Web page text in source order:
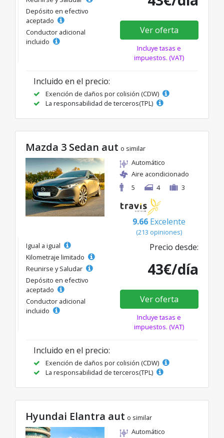
Depósito en efectivo
aceptado
Conductor adicional
incluido
Ver oferta
Incluye tasas e
impuestos. (VAT)
Incluido en el precio:
Exención de daños por colisión (CDW)
La responsabilidad de terceros(TPL)
Mazda 3 Sedan aut o similar
Automático
Aire acondicionado
5
4 3
9.66 Excelente
(213 opiniones)
Igual a igual
Kilometraje limitado
Reunirse y Saludar
Depósito en efectivo
aceptado
Conductor adicional
incluido
Precio desde:
43€/día
Ver oferta
Incluye tasas e
impuestos. (VAT)
Incluido en el precio:
Exención de daños por colisión (CDW)
La responsabilidad de terceros(TPL)
Hyundai Elantra aut o similar
Automático